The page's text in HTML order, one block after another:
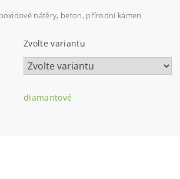
nátěry, beton, přírodní kámen
Zvolte variantu
diamantové